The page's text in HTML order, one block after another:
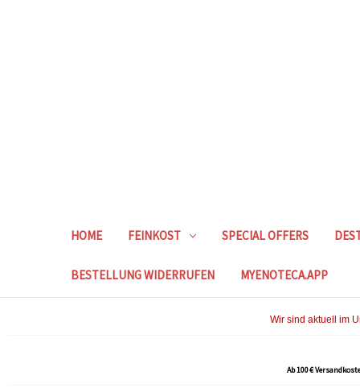
HOME FEINKOST SPECIAL OFFERS
BESTELLUNG WIDERRUFEN MYENOTECA.APP
Wir sind aktuell im
Ab 100 €